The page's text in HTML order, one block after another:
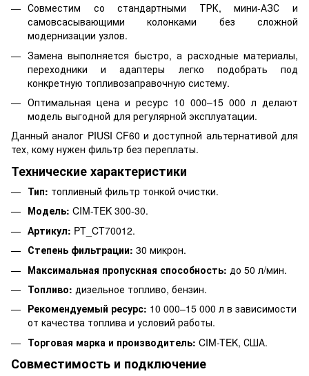
Совместим со стандартными ТРК, мини-АЗС и
самовсасывающими колонками без сложной
модернизации узлов.
Замена выполняется быстро, а расходные материалы,
переходники и адаптеры легко подобрать под
конкретную топливозаправочную систему.
Оптимальная цена и ресурс 10 000–15 000 л делают
модель выгодной для регулярной эксплуатации.
Данный аналог PIUSI CF60 и доступной альтернативой для
тех, кому нужен фильтр без переплаты.
Технические характеристики
Тип: топливный фильтр тонкой очистки.
Модель: CIM-TEK 300-30.
Артикул: PT_CT70012.
Степень фильтрации: 30 микрон.
Максимальная пропускная способность: до 50 л/мин.
Топливо: дизельное топливо, бензин.
Рекомендуемый ресурс: 10 000–15 000 л в зависимости
от качества топлива и условий работы.
Торговая марка и производитель: CIM-TEK, США.
Совместимость и подключение